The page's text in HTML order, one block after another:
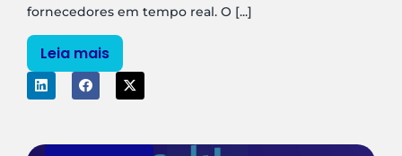
fornecedores em tempo real. O [...]
Leia mais